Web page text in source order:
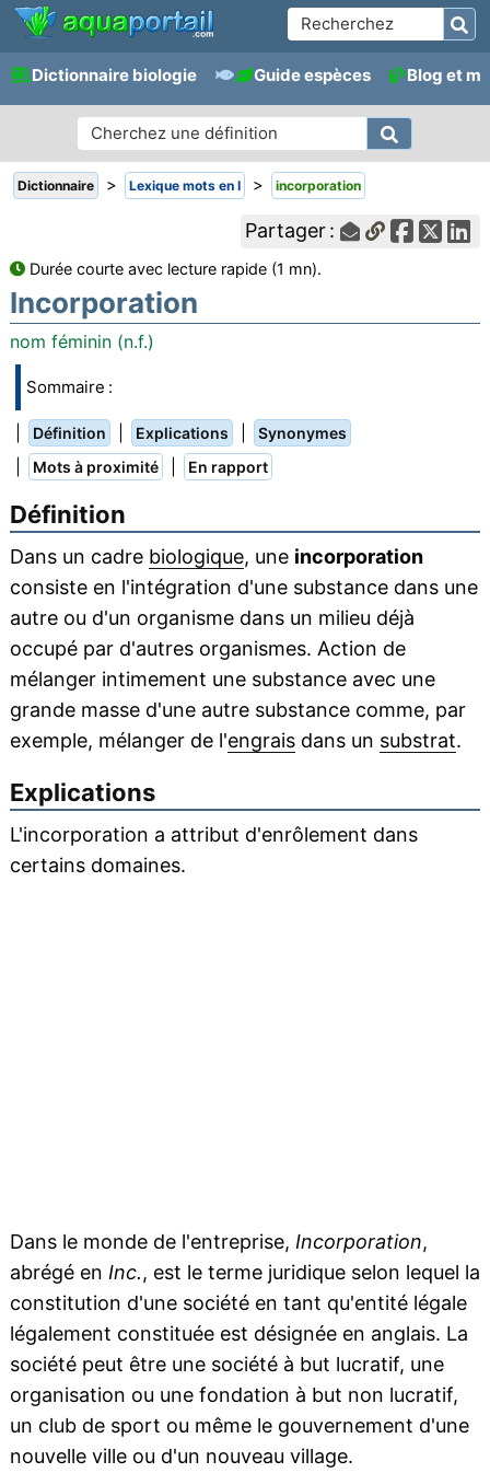
Dictionnaire biologie Guide espèces Blog et
Dictionnaire > Lexique mots en I > incorporation
Partager :
Durée courte avec lecture rapide (1 mn).
Incorporation
nom féminin (n.f.)
Sommaire :
Définition Explications Synonymes
Mots à proximité En rapport
Définition
Dans un cadre biologique, une incorporation
consiste en l'intégration d'une substance dans une
autre ou d'un organisme dans un milieu déjà
occupé par d'autres organismes. Action de
mélanger intimement une substance avec une
grande masse d'une autre substance comme, par
exemple, mélanger de l'engraisdans un substrat.
Explications
L'incorporation a attribut d'enrôlement dans
certains domaines.
Dans le monde de l'entreprise, Incorporation,
abrégé en Inc., est le terme juridique selon lequel la
constitution d'une société en tant qu'entité légale
légalement constituée est désignée en anglais. La
société peut être une société à but lucratif, une
organisation ou une fondation à but non lucratif,
un club de sport ou même le gouvernement d'une
nouvelle ville ou d'un nouveau village.